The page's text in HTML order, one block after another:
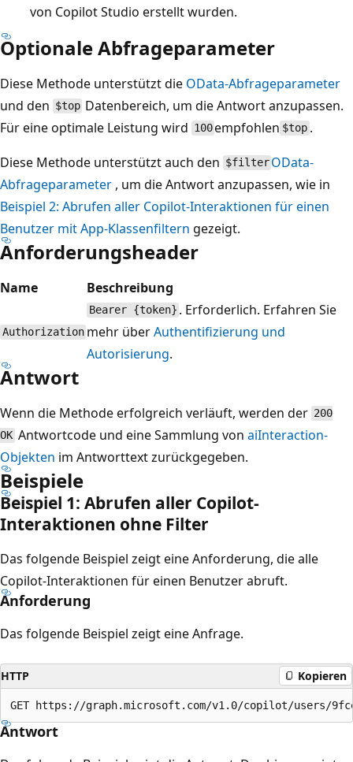
von Copilot Studio erstellt wurden.
Optionale Abfrageparameter
Diese Methode unterstützt die OData-Abfrageparameter
und den $top Datenbereich, um die Antwort anzupassen.
Für eine optimale Leistung wird 100empfohlen $top.
Diese Methode unterstützt auch den $filter OData-
Abfrageparameter , um die Antwort anzupassen, wie in
Beispiel 2: Abrufen aller Copilot-Interaktionen für einen
Benutzer mit App-Klassenfiltern gezeigt.
Anforderungsheader
Name Beschreibung
Authorization
Bearer {token} . Erforderlich. Erfahren Sie
mehr überAuthentifizierung und
Autorisierung.
Antwort
Wenn die Methode erfolgreich verläuft, werden der 200
OKAntwortcode und eine Sammlung von aiInteraction-
Objekten im Antworttext zurückgegeben.
Beispiele
Beispiel 1: Abrufen aller Copilot-
Interaktionen ohne Filter
Das folgende Beispiel zeigt eine Anforderung, die alle
Copilot-Interaktionen für einen Benutzer abruft.
Anforderung
Das folgende Beispiel zeigt eine Anfrage.
HTTP Kopieren
Antwort